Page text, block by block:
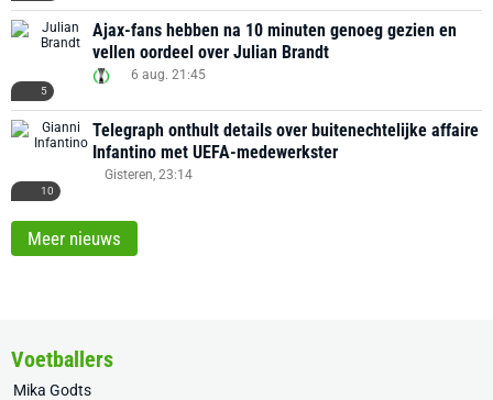
5
Ajax-fans hebben na 10 minuten genoeg gezien en
vellen oordeel over Julian Brandt
6 aug. 21:45
10
Telegraph onthult details over buitenechtelijke affaire
Infantino met UEFA-medewerkster
Gisteren, 23:14
Meer nieuws
Voetballers
Mika Godts